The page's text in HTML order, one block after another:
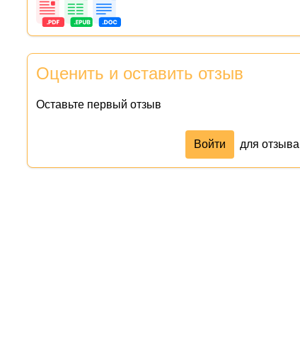
Оценить и оставить отзыв
Оставьте первый отзыв
Войти для отзыва